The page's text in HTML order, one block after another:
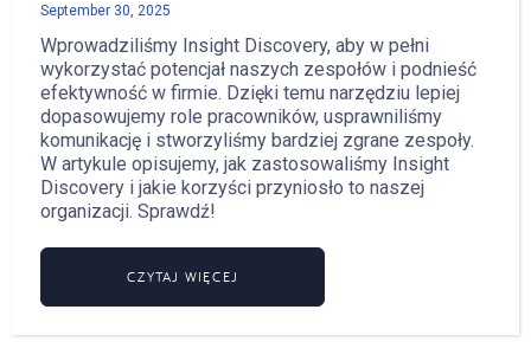
September 30, 2025
Wprowadziliśmy Insight Discovery, aby w pełni
wykorzystać potencjał naszych zespołów i podnieść
efektywność w firmie. Dzięki temu narzędziu lepiej
dopasowujemy role pracowników, usprawniliśmy
komunikację i stworzyliśmy bardziej zgrane zespoły.
W artykule opisujemy, jak zastosowaliśmy Insight
Discovery i jakie korzyści przyniosło to naszej
organizacji. Sprawdź!
CZYTAJ WIĘCEJ